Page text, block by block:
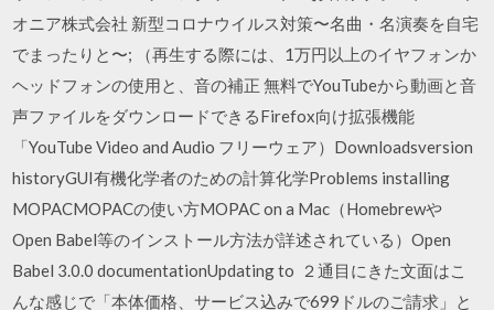
オニア株式会社 新型コロナウイルス対策〜名曲・名演奏を自宅
でまったりと〜; （再生する際には、1万円以上のイヤフォンか
ヘッドフォンの使用と、音の補正 無料でYouTubeから動画と音
声ファイルをダウンロードできるFirefox向け拡張機能
「YouTube Video and Audio フリーウェア）Downloadsversion
historyGUI有機化学者のための計算化学Problems installing
MOPACMOPACの使い方MOPAC on a Mac（Homebrewや
Open Babel等のインストール方法が詳述されている）Open
Babel 3.0.0 documentationUpdating to ２通目にきた文面はこ
んな感じで「本体価格、サービス込みで699ドルのご請求」と